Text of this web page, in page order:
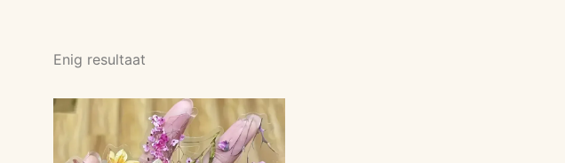
Enig resultaat